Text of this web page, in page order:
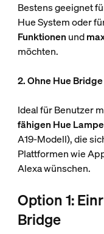
Bestens geeignet
Hue System oder
Funktionen und
möchten.
2. Ohne Hue
Ideal für Benutzer
fähigen Hue
A19-Modell), die
Plattformen wie
Alexa wünschen.
Option 1:
Bridge